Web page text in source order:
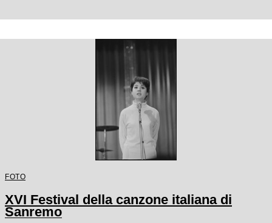
FOTO
XVI Festival della canzone italiana di
Sanremo